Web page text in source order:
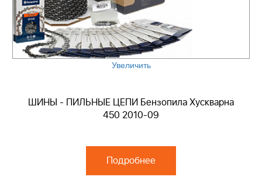
Увеличить
ШИНЫ - ПИЛЬНЫЕ ЦЕПИ Бензопила Хускварна
450 2010-09
Подробнее